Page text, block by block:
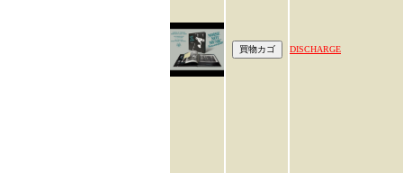
DISCHARGE